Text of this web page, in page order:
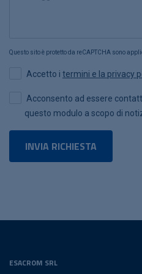
Questo sito è protetto da reCAPTCHA sono
Accetto i termini e la privacy
Acconsento ad essere
questo modulo a scopo di
ESACROM SRL